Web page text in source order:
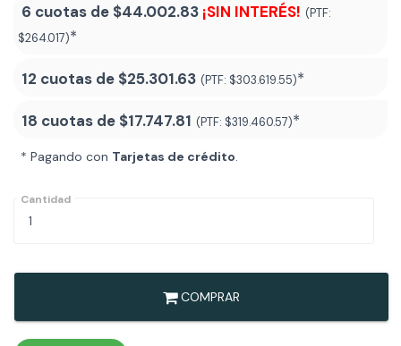
6 cuotas de $44.002.83 ¡SIN INTERÉS! (PTF:
$264.017)*
12 cuotas de $25.301.63 (PTF: $303.619.55)*
18 cuotas de $17.747.81 (PTF: $319.460.57)*
* Pagando con Tarjetas de crédito
Cantidad
COMPRAR